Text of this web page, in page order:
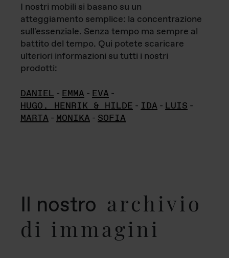
I nostri mobili si basano su un
atteggiamento semplice: la concentrazione
sull'essenziale. Senza tempo ma sempre al
battito del tempo. Qui potete scaricare
ulteriori informazioni su tutti i nostri
prodotti:
DANIEL - EMMA - EVA -
HUGO, HENRIK & HILDE - IDA - LUIS -
MARTA - MONIKA - SOFIA
Il nostro archivio
di immagini